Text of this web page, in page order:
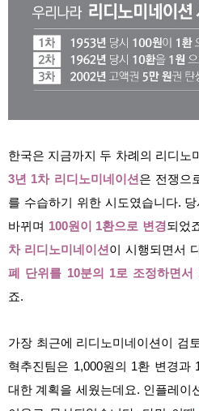
한국은 지금까지 두 차례의 리디노
3년 1차 리디노미네이션 은 전쟁으
를 수습하기 위한 시도였습니다.
바뀌며 100원이 1환으로 변경되었
차 리디노미네이션 이 시행되면서
폐 단위를 10분의 1로 조정하면서
죠.
가장 최근에 리디노미네이션이 검
혁추진팀은 1,000원의 1환 변경과
대한 계획을 세웠는데요. 인플레이